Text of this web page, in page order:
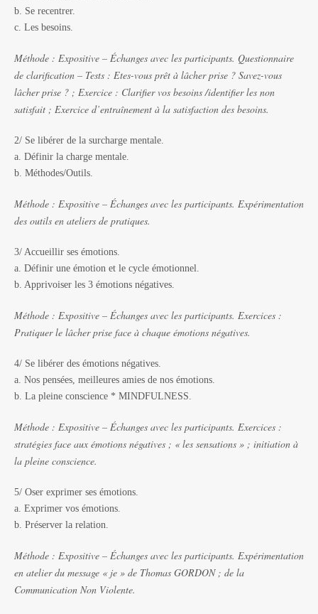
b. Se recentrer.
c. Les besoins.
Méthode : Expositive – Échanges avec les participants. Questionnaire
de clarification – Tests : Etes-vous prêt à lâcher prise ? Savez-vous
lâcher prise ? ; Exercice : Clarifier vos besoins /identifier les non
satisfait ; Exercice d’entraînement à la satisfaction des besoins.
2/ Se libérer de la surcharge mentale.
a. Définir la charge mentale.
b. Méthodes/Outils.
Méthode : Expositive – Échanges avec les participants. Expérimentation
des outils en ateliers de pratiques.
3/ Accueillir ses émotions.
a. Définir une émotion et le cycle émotionnel.
b. Apprivoiser les 3 émotions négatives.
Méthode : Expositive – Échanges avec les participants. Exercices :
Pratiquer le lâcher prise face à chaque émotions négatives.
4/ Se libérer des émotions négatives.
a. Nos pensées, meilleures amies de nos émotions.
b. La pleine conscience * MINDFULNESS.
Méthode : Expositive – Échanges avec les participants. Exercices :
stratégies face aux émotions négatives ; « les sensations » ; initiation à
la pleine conscience.
5/ Oser exprimer ses émotions.
a. Exprimer vos émotions.
b. Préserver la relation.
Méthode : Expositive – Échanges avec les participants. Expérimentation
en atelier du message « je » de Thomas GORDON ; de la
Communication Non Violente.